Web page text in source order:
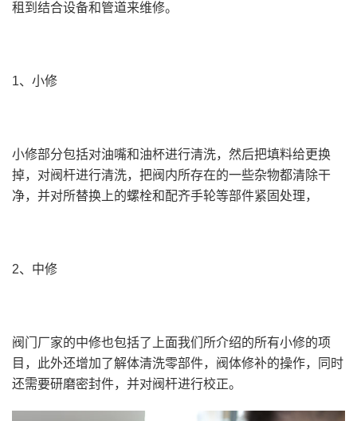
租到结合设备和管道来维修。
1、小修
小修部分包括对油嘴和油杯进行清洗，然后把填料给更换
掉，对阀杆进行清洗，把阀内所存在的一些杂物都清除干
净，并对所替换上的螺栓和配齐手轮等部件紧固处理，
2、中修
阀门厂家的中修也包括了上面我们所介绍的所有小修的项
目，此外还增加了解体清洗零部件，阀体修补的操作，同时
还需要研磨密封件，并对阀杆进行校正。